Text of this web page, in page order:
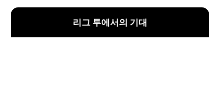
리그 투에서의 기대